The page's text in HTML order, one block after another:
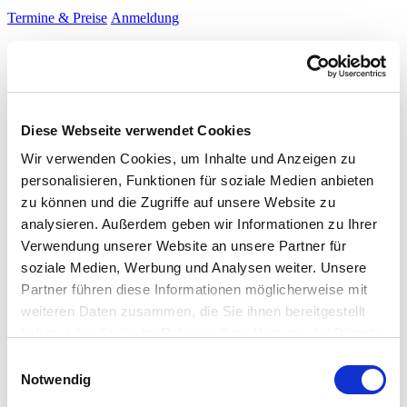
Diese Webseite verwendet Cookies
Wir verwenden Cookies, um Inhalte und Anzeigen zu
personalisieren, Funktionen für soziale Medien anbieten
zu können und die Zugriffe auf unsere Website zu
analysieren. Außerdem geben wir Informationen zu Ihrer
Verwendung unserer Website an unsere Partner für
soziale Medien, Werbung und Analysen weiter. Unsere
Partner führen diese Informationen möglicherweise mit
weiteren Daten zusammen, die Sie ihnen bereitgestellt
Notwendig
Termine & Preise Anmeldung
Vorhaben zum Erfolg führen wollen, Gesamtprojektleiter, die für
Leiter von Projektmanagement-Offices und Senior-Berater im
Projekt- und Mehrprojektmanagement.
Die Zertifizierung zumSenior Projektmanager (GPM) / IPMA
Level Bsetzt eine mindestens 5-jährige Erfahrung im
Projektmanagement voraus, davon 3 Jahre in verantwortlicher
Leitungsfunktion bei komplexen Projekten. Berücksichtigt werden
alle Projekte und Programme der letzten 8 Jahre.
Aufbau
behandelt der Kurs die für Level B relevanten vertiefenden Themen
des Projektmanagements.